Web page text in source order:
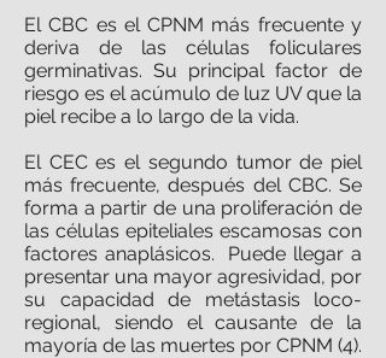
El CBC es el CPNM más frecuente y
deriva de las células foliculares
germinativas. Su principal factor de
riesgo es el acúmulo de luz UV que la
piel recibe a lo largo de la vida.
El CEC es el segundo tumor de piel
más frecuente, después del CBC. Se
forma a partir de una proliferación de
las células epiteliales escamosas con
factores anaplásicos. Puede llegar a
presentar una mayor agresividad, por
su capacidad de metástasis loco-
regional, siendo el causante de la
mayoría de las muertes por CPNM (4).